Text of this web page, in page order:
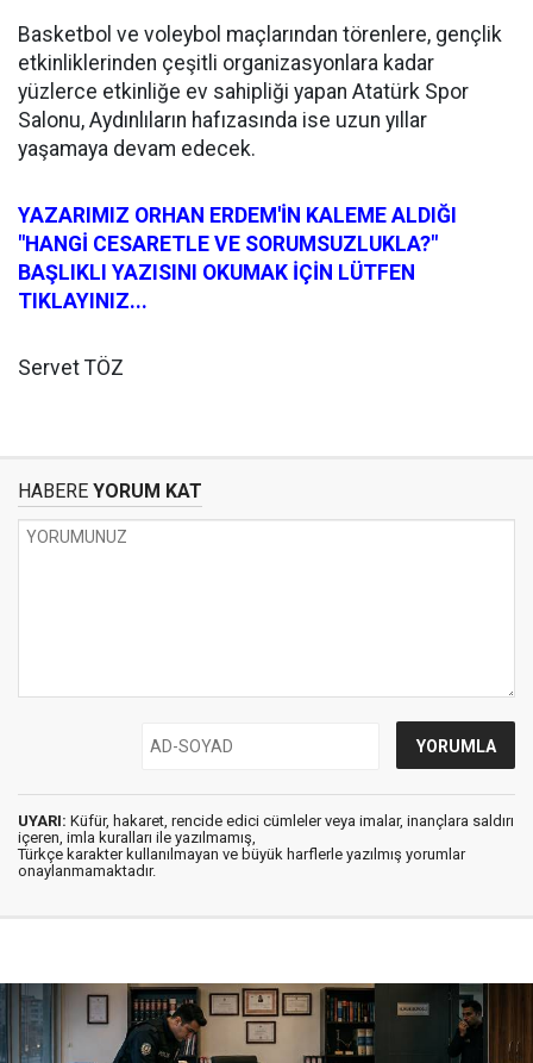
Basketbol ve voleybol maçlarından törenlere, gençlik
etkinliklerinden çeşitli organizasyonlara kadar
yüzlerce etkinliğe ev sahipliği yapan Atatürk Spor
Salonu, Aydınlıların hafızasında ise uzun yıllar
yaşamaya devam edecek.
YAZARIMIZ ORHAN ERDEM'İN KALEME ALDIĞI
"HANGİ CESARETLE VE SORUMSUZLUKLA?"
BAŞLIKLI YAZISINI OKUMAK İÇİN LÜTFEN
TIKLAYINIZ...
Servet TÖZ
HABERE YORUM KAT
UYARI: Küfür, hakaret, rencide edici cümleler veya imalar, inançlara saldırı
içeren, imla kuralları ile yazılmamış,
Türkçe karakter kullanılmayan ve büyük harflerle yazılmış yorumlar
onaylanmamaktadır.